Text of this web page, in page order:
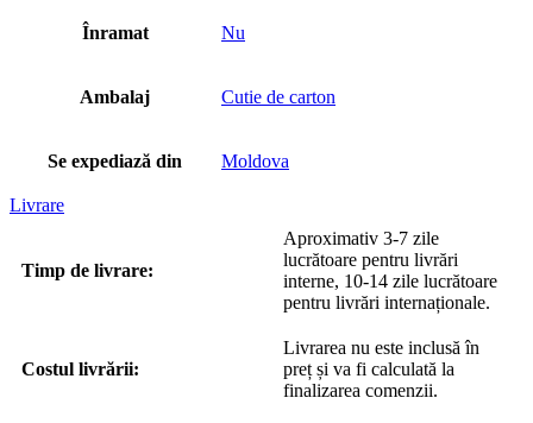
Înramat Nu
Ambalaj Cutie de carton
Se expediază din Moldova
Livrare
Timp de livrare:
Aproximativ 3-7 zile
lucrătoare pentru livrări
interne, 10-14 zile lucrătoare
pentru livrări internaționale.
Costul livrării:
Livrarea nu este inclusă în
preț și va fi calculată la
finalizarea comenzii.